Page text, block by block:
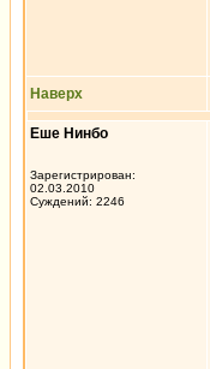
Наверх
Еше Нинбо
Зарегистрирован:
02.03.2010
Суждений: 2246